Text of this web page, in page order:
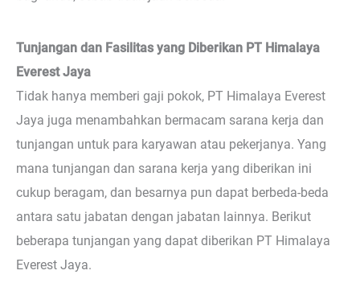
Tunjangan dan Fasilitas yang Diberikan PT Himalaya
Everest Jaya
Tidak hanya memberi gaji pokok, PT Himalaya Everest
Jaya juga menambahkan bermacam sarana kerja dan
tunjangan untuk para karyawan atau pekerjanya. Yang
mana tunjangan dan sarana kerja yang diberikan ini
cukup beragam, dan besarnya pun dapat berbeda-beda
antara satu jabatan dengan jabatan lainnya. Berikut
beberapa tunjangan yang dapat diberikan PT Himalaya
Everest Jaya.